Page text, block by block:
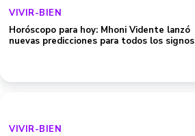
VIVIR-BIEN
Horóscopo para hoy: Mhoni Vidente lanzó
nuevas predicciones para todos los signos
VIVIR-BIEN